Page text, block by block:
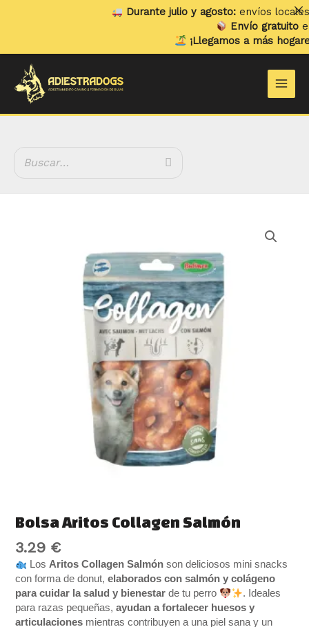
Bolsa Aritos Collagen Salmón
3.29 €
LosAritos Collagen Salmón son deliciosos mini snacks
con forma de donut, elaborados con salmón y colágeno
para cuidar la salud y bienestar de tu perro
. Ideales
para razas pequeñas,ayudan a fortalecer huesos y
articulaciones mientras contribuyen a una piel sana y un
Durante julio y agosto:envíos locales y
Envío gratuitoen
¡Llegamos a más hogares!